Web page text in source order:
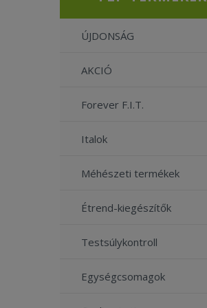
ÚJDONSÁG
AKCIÓ
Forever F.I.T.
Italok
Méhészeti termékek
Étrend-kiegészítők
Testsúlykontroll
Egységcsomagok